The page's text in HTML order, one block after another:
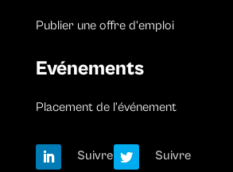
Publier une offre d’emploi
Evénements
Placement de l’événement
Suivre Suivre